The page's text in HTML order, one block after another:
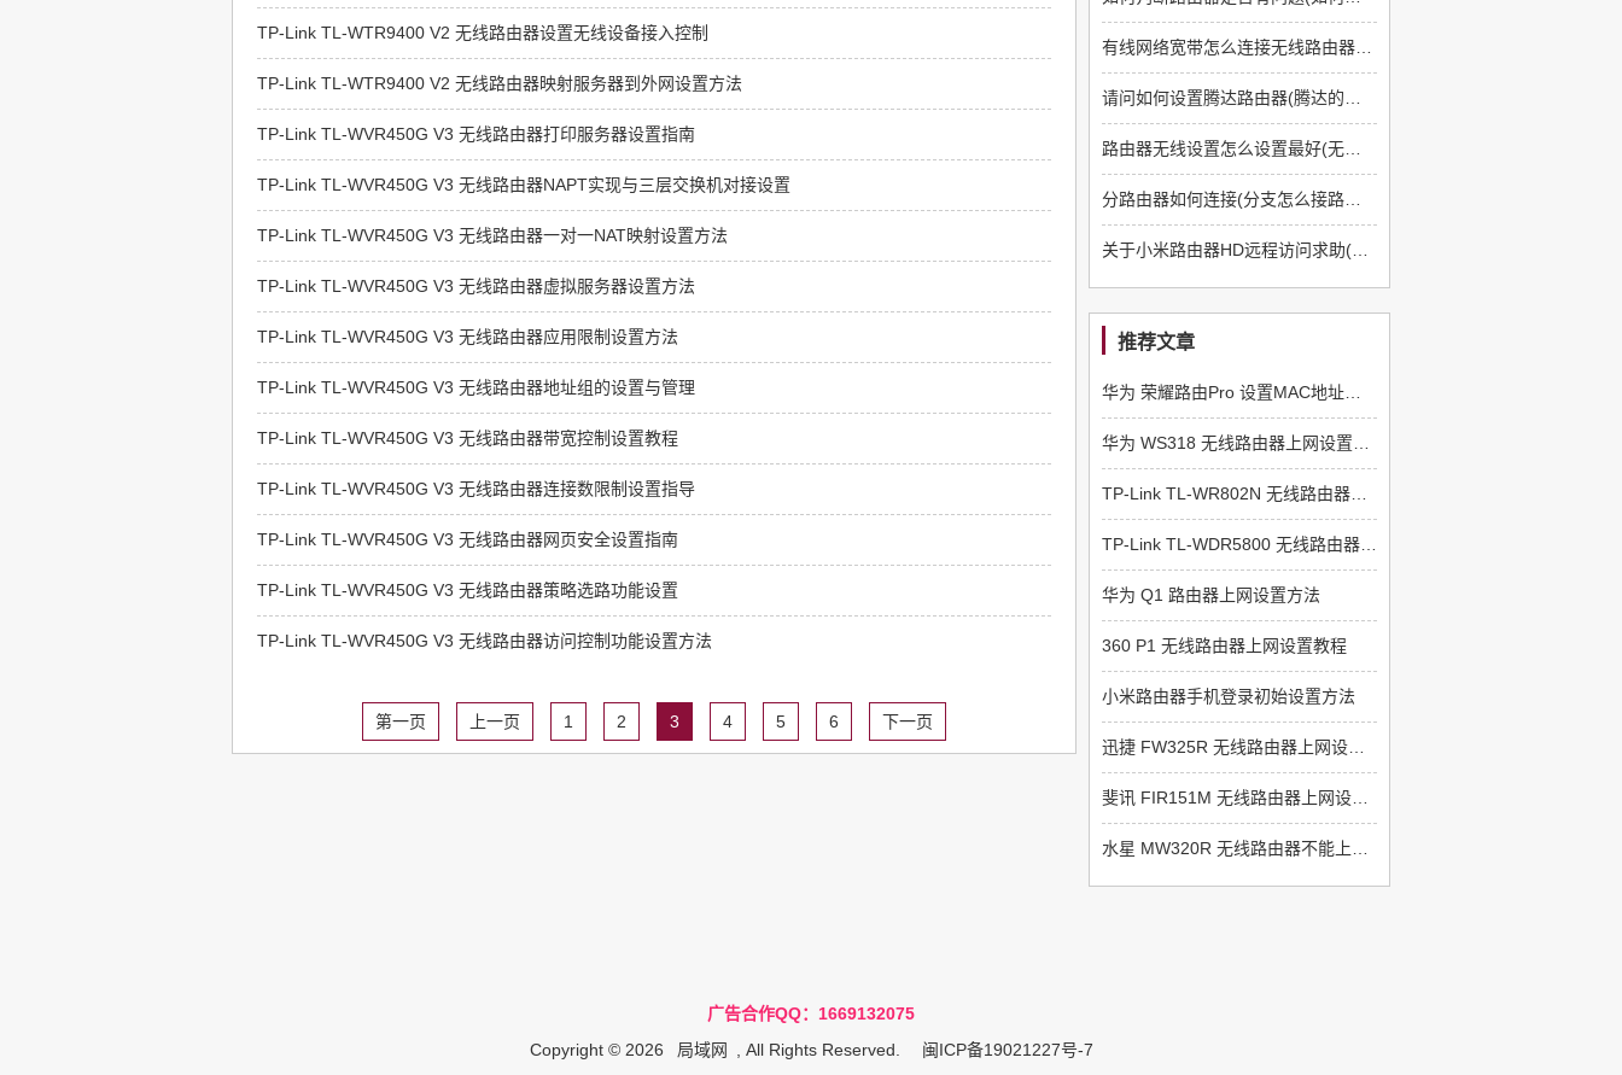
TP-Link TL-WTR9400 V2 无线路由器设置无线设备接入控制
TP-Link TL-WTR9400 V2 无线路由器映射服务器到外网设置方法
TP-Link TL-WVR450G V3 无线路由器打印服务器设置指南
TP-Link TL-WVR450G V3 无线路由器NAPT实现与三层交换机对接设置
TP-Link TL-WVR450G V3 无线路由器一对一NAT映射设置方法
TP-Link TL-WVR450G V3 无线路由器虚拟服务器设置方法
TP-Link TL-WVR450G V3 无线路由器应用限制设置方法
TP-Link TL-WVR450G V3 无线路由器地址组的设置与管理
TP-Link TL-WVR450G V3 无线路由器带宽控制设置教程
TP-Link TL-WVR450G V3 无线路由器连接数限制设置指导
TP-Link TL-WVR450G V3 无线路由器网页安全设置指南
TP-Link TL-WVR450G V3 无线路由器策略选路功能设置
TP-Link TL-WVR450G V3 无线路由器访问控制功能设置方法
第一页 上一页 1 2 3 4 5 6 下一页
推荐文章
华为 Q1 路由器上网设置方法
360 P1 无线路由器上网设置教程
小米路由器手机登录初始设置方法
广告合作QQ：1669132075
Copyright © 2026
局域网 , All Rights Reserved. 闽ICP备19021227号-7